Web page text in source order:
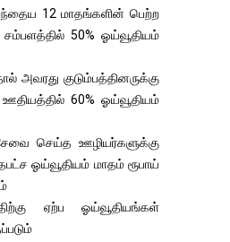
12 மாதங்களின் பெற்ற
சம்பளத்தில் 50% ஓய்வூதியம்
அவரது குடும்பத்தினருக்கு
60% ஓய்வூதியம்
செய்த ஊழியர்களுக்கு
ஓய்வூதியம் மாதம் ரூபாய்
ஏற்ப ஓய்வூதியங்கள்